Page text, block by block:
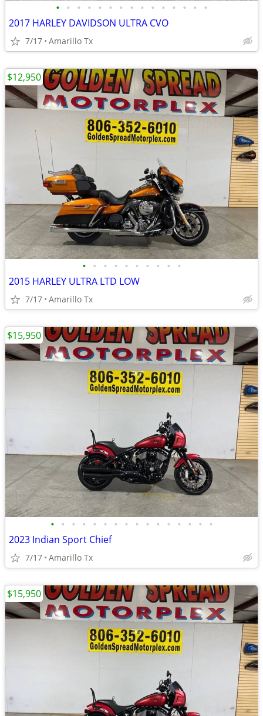
• • • • • • • • • • • • • • •
2017 HARLEY DAVIDSON ULTRA CVO
7/17 Amarillo Tx
• • • • • • • • • •
2015 HARLEY ULTRA LTD LOW
7/17 Amarillo Tx
$12,950
• • • • • • • • • • • • • • • •
2023 Indian Sport Chief
7/17 Amarillo Tx
$15,950
$15,950